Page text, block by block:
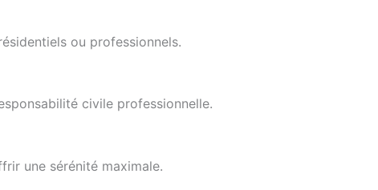
ou professionnels.
civile professionnelle.
une sérénité maximale.